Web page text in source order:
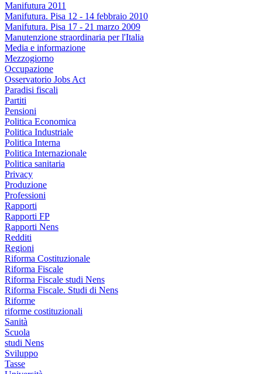
Manifutura 2011
Manifutura. Pisa 12 - 14 febbraio 2010
Manifutura. Pisa 17 - 21 marzo 2009
Manutenzione straordinaria per l'Italia
Media e informazione
Mezzogiorno
Occupazione
Osservatorio Jobs Act
Paradisi fiscali
Partiti
Pensioni
Politica Economica
Politica Industriale
Politica Interna
Politica Internazionale
Politica sanitaria
Privacy
Produzione
Professioni
Rapporti
Rapporti FP
Rapporti Nens
Redditi
Regioni
Riforma Costituzionale
Riforma Fiscale
Riforma Fiscale studi Nens
Riforma Fiscale. Studi di Nens
Riforme
riforme costituzionali
Sanità
Scuola
studi Nens
Sviluppo
Tasse